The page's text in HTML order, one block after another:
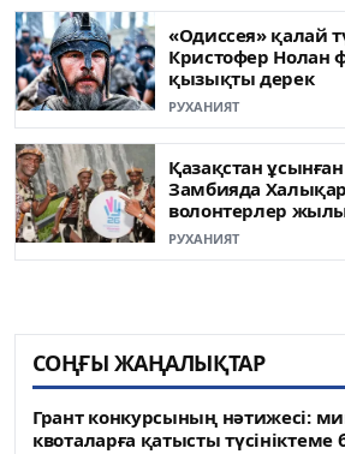
«Одиссея» қалай
Кристофер Нолан
қызықты дерек
РУХАНИЯТ
Қазақстан
Замбияда
волонтерлер
ашылуы өтті
РУХАНИЯТ
СОҢҒЫ ЖАҢАЛЫҚТАР
Грант конкурсының нәтижесі:
квоталарға қатысты түсініктеме